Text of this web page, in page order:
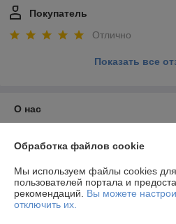
Покупатель
Отлично
Показать все
О нас
Контакты
Доставка и оплата
График работы
Обработка файлов cookie
Мы используем файлы cookies для
пользователей портала и
рекомендаций. Вы можете
отключить их.